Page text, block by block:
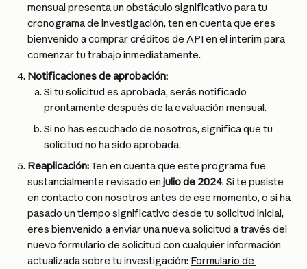
mensual presenta un obstáculo significativo para tu
cronograma de investigación, ten en cuenta que eres
bienvenido a comprar créditos de API en el interim para
comenzar tu trabajo inmediatamente.
Notificaciones de aprobación:
Si tu solicitud es aprobada, serás notificado
prontamente después de la evaluación mensual.
Si no has escuchado de nosotros, significa que tu
solicitud no ha sido aprobada.
Reaplicación: Ten en cuenta que este programa fue
sustancialmente revisado en julio de 2024. Si te pusiste
en contacto con nosotros antes de ese momento, o si ha
pasado un tiempo significativo desde tu solicitud inicial,
eres bienvenido a enviar una nueva solicitud a través del
nuevo formulario de solicitud con cualquier información
actualizada sobre tu investigación: Formulario de